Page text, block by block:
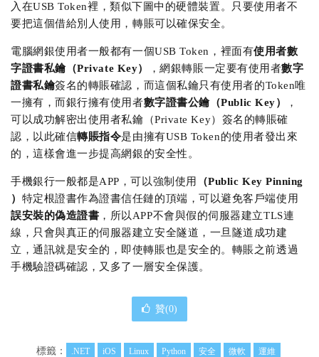
入在USB Token裡，類似下圖中的硬體裝置。只要使用者不
要把這個借給別人使用，轉賬可以確保安全。
電腦網銀使用者一般都有一個USB Token，裡面有使用者數
字證書私鑰（Private Key）
，網銀轉賬一定要有使用者數字
證書私鑰簽名的轉賬確認，而這個私鑰只有使用者的Token唯
一擁有，而銀行擁有使用者數字證書公鑰（Public Key）
，
可以成功解密出使用者私鑰（Private Key）簽名的轉賬確
認，以此確信轉賬指令是由擁有USB Token的使用者發出來
的，這樣會進一步提高網銀的安全性。
手機銀行一般都是APP，可以強制使用
（Public Key Pinning
） 特定根證書作為證書信任鏈的頂端，可以避免客戶端使用
誤安裝的偽造證書 ，所以APP不會與假的伺服器建立TLS連
線，只會與真正的伺服器建立安全隧道，一旦隧道成功建
立，通訊就是安全的，即使轉賬也是安全的。轉賬之前透過
手機驗證碼確認，又多了一層安全保護。
贊(0)
標籤： .NET iOS Linux Python 安全 微軟 運維